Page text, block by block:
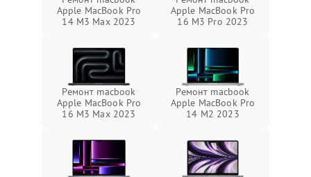
Apple MacBook Pro
14 M3 Max 2023
Apple MacBook Pro
16 M3 Pro 2023
Ремонт macbook
Apple MacBook Pro
16 M3 Max 2023
Ремонт macbook
Apple MacBook Pro
14 M2 2023